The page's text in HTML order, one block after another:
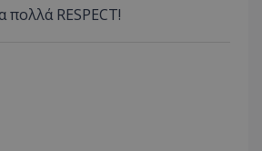
πολλά RESPECT!